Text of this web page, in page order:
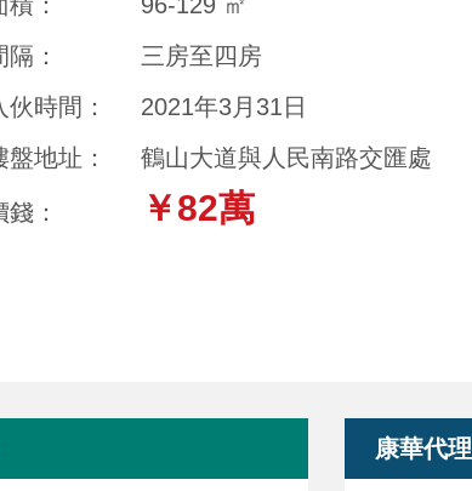
隔：
三房至四房
伙時間：
2021年3月31日
盤地址：
鶴山大道與人民南路交匯處
錢： ￥82萬
康華代理